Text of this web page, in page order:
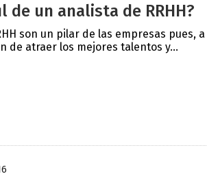
de un analista de RRHH?
son un pilar de las empresas pues,
de atraer los mejores talentos y...